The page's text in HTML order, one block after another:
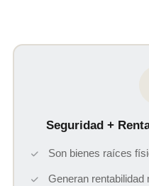
Seguridad +
Son bienes raíces
Generan rentabilidad